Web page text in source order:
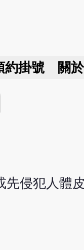
約掛號 關於
侵犯人體